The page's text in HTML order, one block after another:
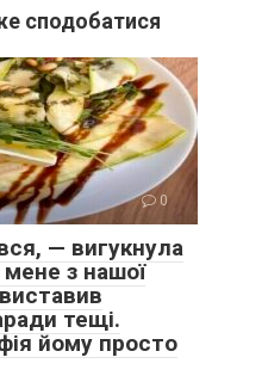
сподобатися
0
— вигукнула
з нашої
тещі.
йому просто